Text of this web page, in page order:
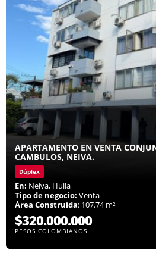
APARTAMENTO EN VENTA
CAMBULOS, NEIVA.
Dúplex
En: Neiva, Huila
Tipo de negocio: Venta
Área Construida: 107.74 m²
$320.000.000
PESOS COLOMBIANOS